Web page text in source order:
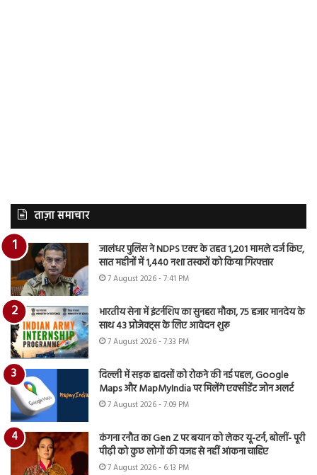
ताज़ा समाचार
जालंधर पुलिस ने NDPS एक्ट के तहत 1,201 मामले दर्ज किए,
सात महीनों में 1,440 नशा तस्करों को किया गिरफ्तार
7 August 2026 - 7:41 PM
भारतीय सेना में इंटर्नशिप का सुनहरा मौका, 75 हजार मानदेय के
साथ 43 प्रोजेक्ट्स के लिए आवेदन शुरू
7 August 2026 - 7:33 PM
दिल्ली में सड़क हादसों को रोकने की नई पहल, Google
Maps और MapMyIndia पर मिलेंगे एक्सीडेंट जोन अलर्ट
7 August 2026 - 7:09 PM
कंगना रनौत का Gen Z पर बयान को लेकर यू-टर्न, बोलीं- पूरी
पीढ़ी को कुछ लोगों की वजह से नहीं आंकना चाहिए
7 August 2026 - 6:13 PM